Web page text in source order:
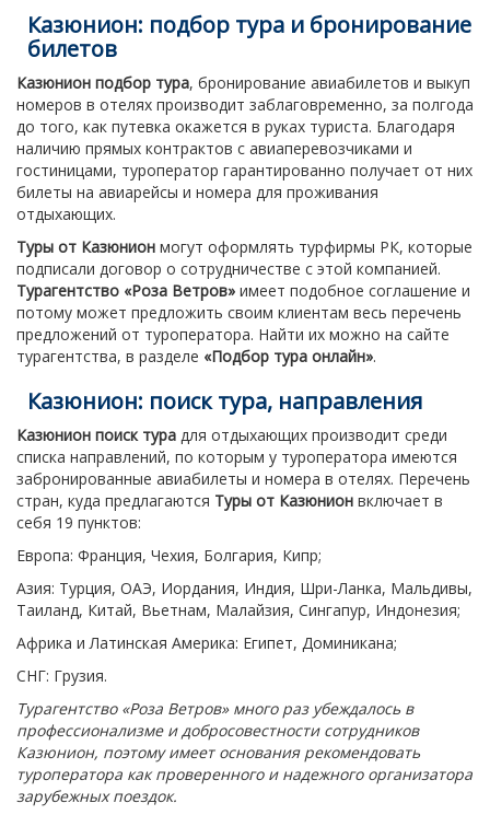
Казюнион: подбор тура и бронирование
билетов
Казюнион подбор тура, бронирование авиабилетов и выкуп
номеров в отелях производит заблаговременно, за полгода
до того, как путевка окажется в руках туриста. Благодаря
наличию прямых контрактов с авиаперевозчиками и
гостиницами, туроператор гарантированно получает от них
билеты на авиарейсы и номера для проживания
отдыхающих.
Туры от Казюнион могут оформлять турфирмы РК, которые
подписали договор о сотрудничестве с этой компанией.
Турагентство «Роза Ветров» имеет подобное соглашение и
потому может предложить своим клиентам весь перечень
предложений от туроператора. Найти их можно на сайте
турагентства, в разделе «Подбор тура онлайн».
Казюнион: поиск тура, направления
Казюнион поиск тура для отдыхающих производит среди
списка направлений, по которым у туроператора имеются
забронированные авиабилеты и номера в отелях. Перечень
стран, куда предлагаются Туры от Казюнион включает в
себя 19 пунктов:
Европа: Франция, Чехия, Болгария, Кипр;
Азия: Турция, ОАЭ, Иордания, Индия, Шри-Ланка, Мальдивы,
Таиланд, Китай, Вьетнам, Малайзия, Сингапур, Индонезия;
Африка и Латинская Америка: Египет, Доминикана;
СНГ: Грузия.
Турагентство «Роза Ветров» много раз убеждалось в
профессионализме и добросовестности сотрудников
Казюнион, поэтому имеет основания рекомендовать
туроператора как проверенного и надежного организатора
зарубежных поездок.